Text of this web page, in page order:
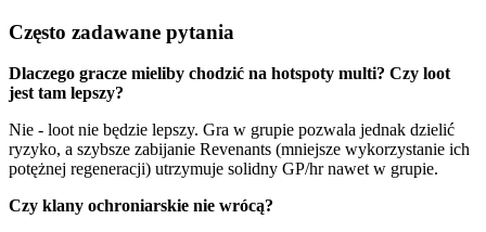
Często zadawane pytania
Dlaczego gracze mieliby chodzić na hotspoty multi? Czy loot
jest tam lepszy?
Nie - loot nie będzie lepszy. Gra w grupie pozwala jednak dzielić
ryzyko, a szybsze zabijanie Revenants (mniejsze wykorzystanie ich
potężnej regeneracji) utrzymuje solidny GP/hr nawet w grupie.
Czy klany ochroniarskie nie wrócą?